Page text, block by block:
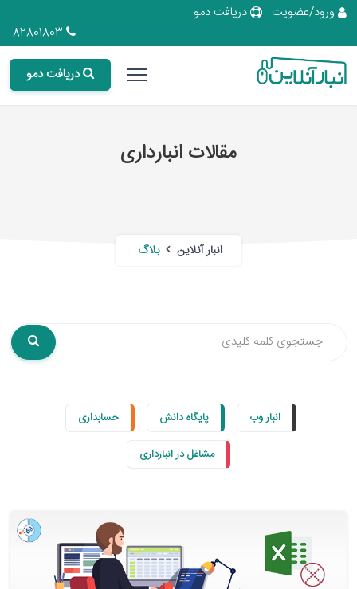
ورود/عضویت
دریافت دمو
دریافت دمو
مقالات انبارداری
انبار آنلاین بلاگ
انبار وب پایگاه دانش حسابداری
مشاغل در انبارداری